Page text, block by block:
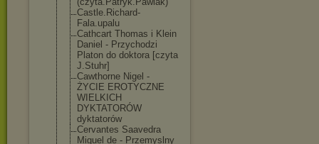
Castle.Richard-
Fala.upalu
Cathcart Thomas i Klein
Daniel - Przychodzi
Platon do doktora [czyta
J.Stuhr]
Cawthorne Nigel -
ŻYCIE EROTYCZNE
WIELKICH
DYKTATORÓW
dyktatorów
Cervantes Saavedra
Miguel de - Przemyslny